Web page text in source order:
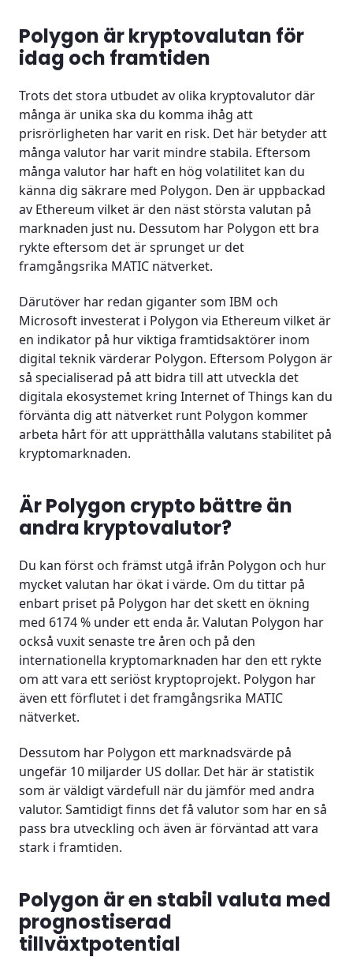
Polygon är kryptovalutan för
idag och framtiden
Trots det stora utbudet av olika kryptovalutor där
många är unika ska du komma ihåg att
prisrörligheten har varit en risk. Det här betyder att
många valutor har varit mindre stabila. Eftersom
många valutor har haft en hög volatilitet kan du
känna dig säkrare med Polygon. Den är uppbackad
av Ethereum vilket är den näst största valutan på
marknaden just nu. Dessutom har Polygon ett bra
rykte eftersom det är sprunget ur det
framgångsrika MATIC nätverket.
Därutöver har redan giganter som IBM och
Microsoft investerat i Polygon via Ethereum vilket är
en indikator på hur viktiga framtidsaktörer inom
digital teknik värderar Polygon. Eftersom Polygon är
så specialiserad på att bidra till att utveckla det
digitala ekosystemet kring Internet of Things kan du
förvänta dig att nätverket runt Polygon kommer
arbeta hårt för att upprätthålla valutans stabilitet på
kryptomarknaden.
Är Polygon crypto bättre än
andra kryptovalutor?
Du kan först och främst utgå ifrån Polygon och hur
mycket valutan har ökat i värde. Om du tittar på
enbart priset på Polygon har det skett en ökning
med 6174 % under ett enda år. Valutan Polygon har
också vuxit senaste tre åren och på den
internationella kryptomarknaden har den ett rykte
om att vara ett seriöst kryptoprojekt. Polygon har
även ett förflutet i det framgångsrika MATIC
nätverket.
Dessutom har Polygon ett marknadsvärde på
ungefär 10 miljarder US dollar. Det här är statistik
som är väldigt värdefull när du jämför med andra
valutor. Samtidigt finns det få valutor som har en så
pass bra utveckling och även är förväntad att vara
stark i framtiden.
Polygon är en stabil valuta med
prognostiserad
tillväxtpotential